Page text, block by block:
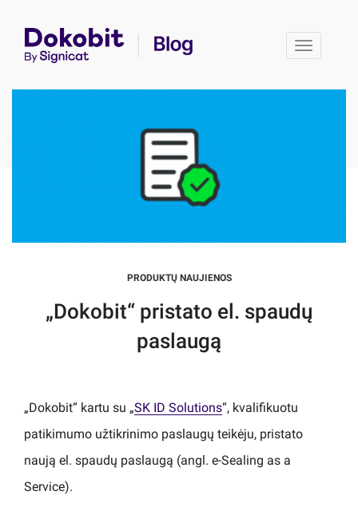
Toggle
PRODUKTŲ NAUJIENOS
„Dokobit“ pristato el. spaudų
paslaugą
„Dokobit“ kartu su „SK ID Solutions“, kvalifikuotu
patikimumo užtikrinimo paslaugų teikėju, pristato
naują el. spaudų paslaugą (angl. e-Sealing as a
Service).